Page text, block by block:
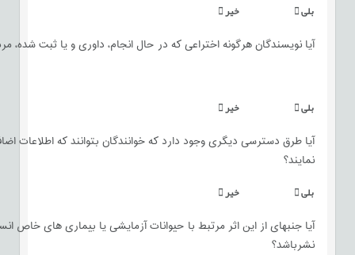
بلی خیر
آیا نویسندگان هرگونه اختراعی که در حال انجام، داوری و یا ثبت شده،
بلی خیر
آیا طرق دسترسی دیگری وجود دارد که خوانندگان بتوانند که اطلاعات
نمایند؟
بلی خیر
آیا جنبه‏ای از این اثر مرتبط با حیوانات آزمایشی یا بیماری های خاص
نشرباشد؟